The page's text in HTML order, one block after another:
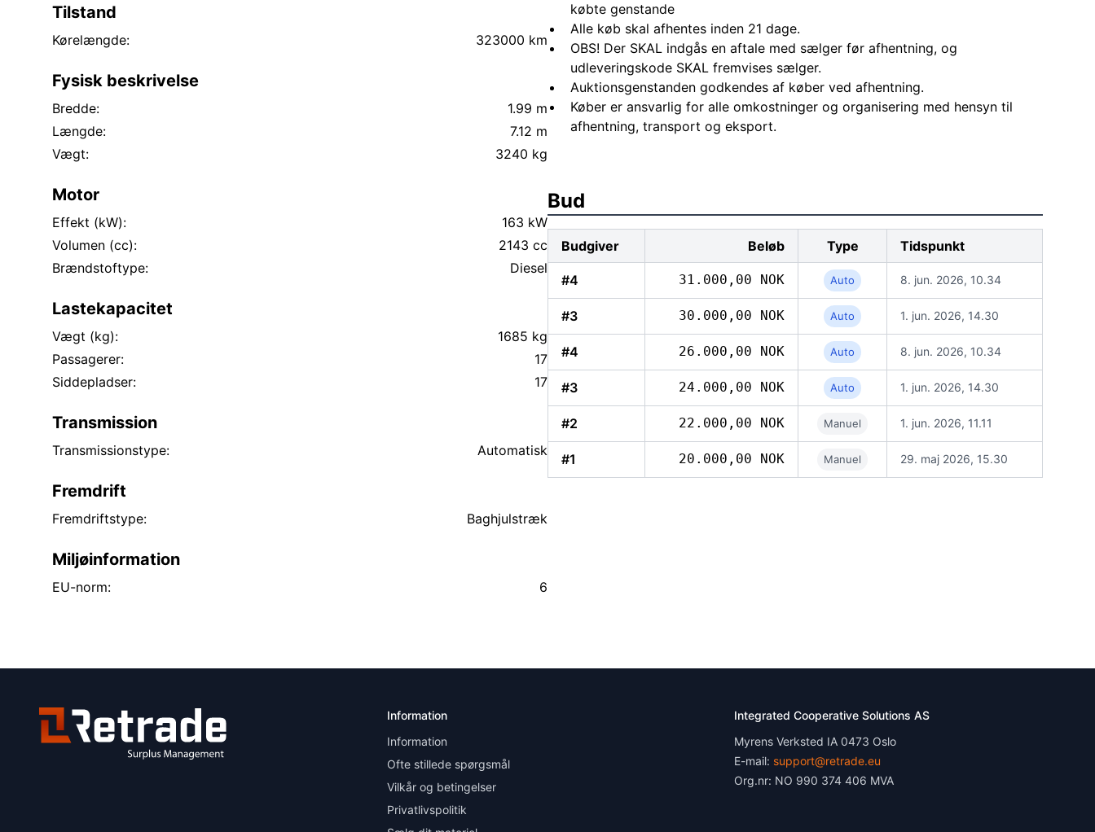
Tilstand
Kørelængde: 323000 km
Fysisk beskrivelse
Bredde:
1.99 m
Længde:
7.12 m
Vægt:
3240 kg
Motor
Effekt (kW):
163 kW
Volumen (cc):
2143 cc
Brændstoftype:
Diesel
Lastekapacitet
Vægt (kg):
1685 kg
Passagerer:
17
Siddepladser:
17
Transmission
Transmissionstype: Automatisk
Fremdrift
Fremdriftstype: Baghjulstræk
Miljøinformation
EU-norm: 6
købte genstande
Alle køb skal afhentes inden 21 dage.
OBS! Der SKAL indgås en aftale med sælger før afhentning, og
udleveringskode SKAL fremvises sælger.
Auktionsgenstanden godkendes af køber ved afhentning.
Køber er ansvarlig for alle omkostninger og organisering med hensyn til
afhentning, transport og eksport.
Bud
Budgiver Beløb Type Tidspunkt
#4 31.000,00 NOK Auto 8. jun. 2026, 10.34
#3 30.000,00 NOK Auto 1. jun. 2026, 14.30
#4 26.000,00 NOK Auto 8. jun. 2026, 10.34
#3 24.000,00 NOK Auto 1. jun. 2026, 14.30
#2 22.000,00 NOK Manuel 1. jun. 2026, 11.11
#1 20.000,00 NOK Manuel 29. maj 2026, 15.30
Information
Information
Ofte stillede spørgsmål
Vilkår og betingelser
Privatlivspolitik
Integrated Cooperative Solutions AS
Myrens Verksted IA 0473 Oslo
E-mail: support@retrade.eu
Org.nr: NO 990 374 406 MVA